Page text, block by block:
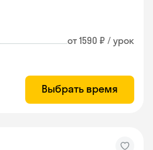
от 1590 ₽ / урок
Выбрать время